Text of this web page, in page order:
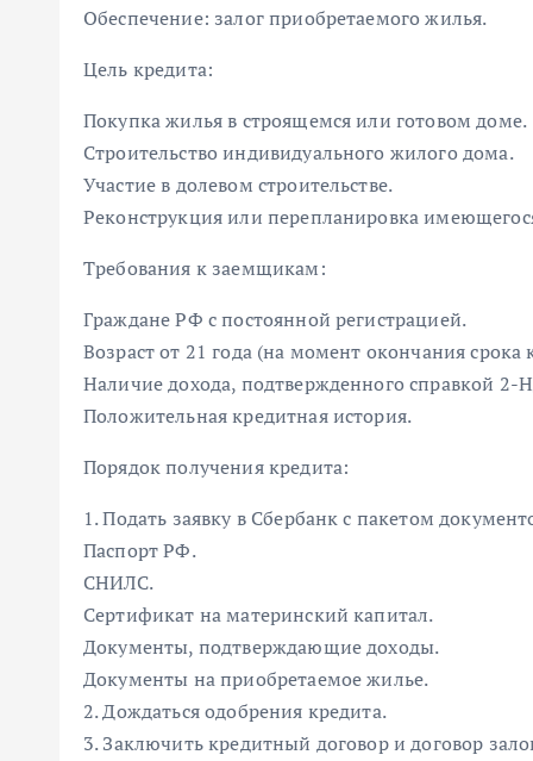
Обеспечение: залог приобретаемого жилья.
Цель кредита:
Покупка жилья в строящемся или готовом доме.
Строительство индивидуального жилого дома.
Участие в долевом строительстве.
Реконструкция или перепланировка
Требования к заемщикам:
Граждане РФ с постоянной регистрацией.
Возраст от 21 года (на момент окончания срока
Наличие дохода, подтвержденного справкой
Положительная кредитная история.
Порядок получения кредита:
1. Подать заявку в Сбербанк с пакетом
Паспорт РФ.
СНИЛС.
Сертификат на материнский капитал.
Документы, подтверждающие доходы.
Документы на приобретаемое жилье.
2. Дождаться одобрения кредита.
3. Заключить кредитный договор и договор